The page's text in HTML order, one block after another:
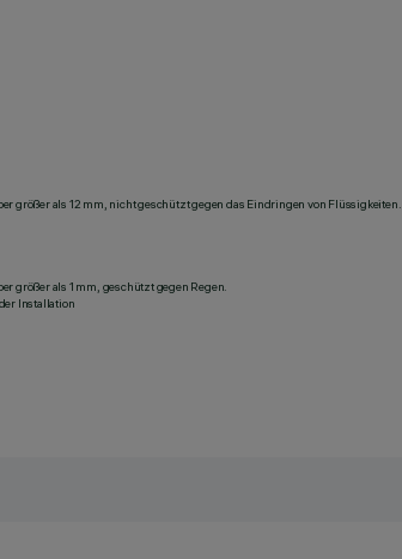
größer als 12 mm, nicht geschützt gegen das Eindringen von Flüssigkeiten.
größer als 1 mm, geschützt gegen Regen.
Installation